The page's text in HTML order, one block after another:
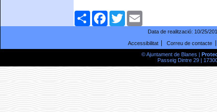
ComparteixFacebookTwitter
Data de realització: 10/25/
Accessibilitat
Correu de contacte
© Ajuntament de Blanes |
Passeig Dintre 29 |